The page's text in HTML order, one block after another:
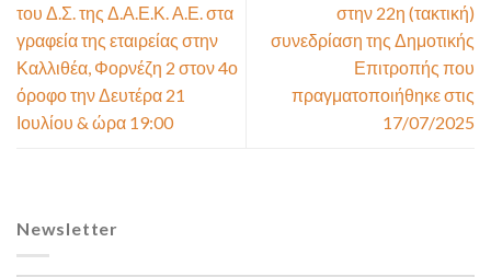
του Δ.Σ. της Δ.Α.Ε.Κ. Α.Ε. στα
γραφεία της εταιρείας στην
Καλλιθέα, Φορνέζη 2 στον 4ο
όροφο την Δευτέρα 21
Ιουλίου & ώρα 19:00
στην 22η (τακτική)
συνεδρίαση της Δημοτικής
Επιτροπής που
πραγματοποιήθηκε στις
17/07/2025
Newsletter